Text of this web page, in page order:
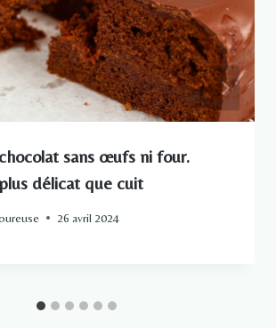
sans œufs ni four.
délicat que cuit
26 avril 2024